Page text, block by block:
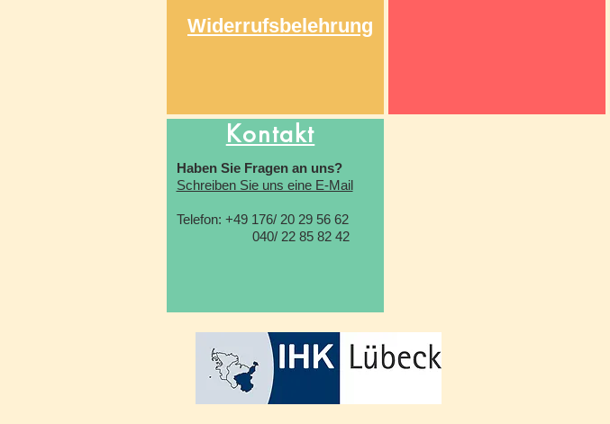
Widerrufsbelehrung
Kontakt
Haben Sie Fragen an uns?
Schreiben Sie uns eine E-Mail
Telefon: +49 176/ 20 29 56 62
040/ 22 85 82 42